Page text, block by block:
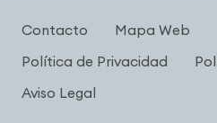
Contacto
Mapa Web
Política de Privacidad
Aviso Legal